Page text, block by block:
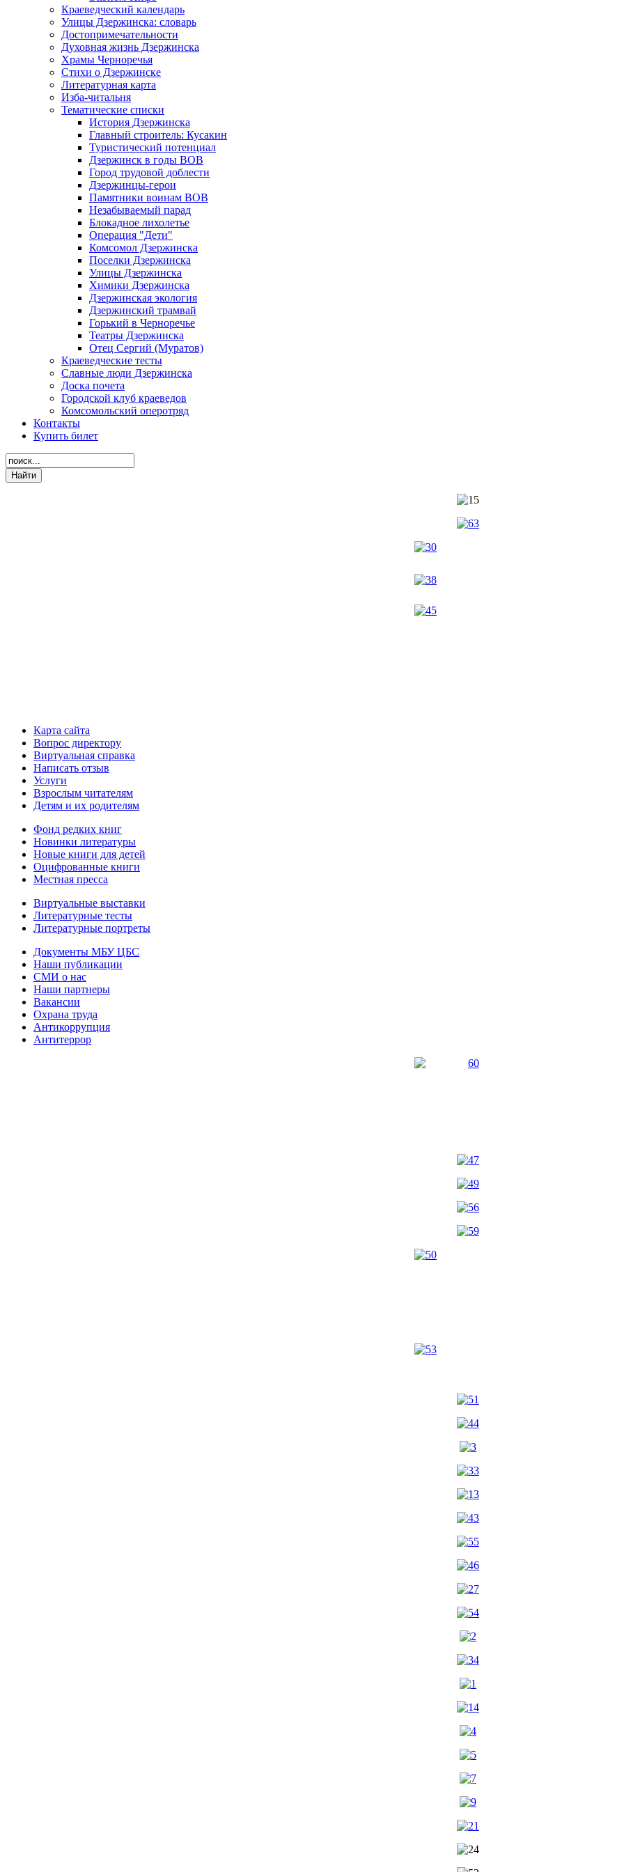
Краеведческий календарь
Улицы Дзержинска: словарь
Достопримечательности
Духовная жизнь Дзержинска
Храмы Черноречья
Стихи о Дзержинске
Литературная карта
Изба-читальня
Тематические списки
История Дзержинска
Главный строитель: Кусакин
Туристический потенциал
Дзержинск в годы ВОВ
Город трудовой доблести
Дзержинцы-герои
Памятники воинам ВОВ
Незабываемый парад
Блокадное лихолетье
Операция "Дети"
Комсомол Дзержинска
Поселки Дзержинска
Улицы Дзержинска
Химики Дзержинска
Дзержинская экология
Дзержинский трамвай
Горький в Черноречье
Театры Дзержинска
Отец Сергий (Муратов)
Краеведческие тесты
Славные люди Дзержинска
Доска почета
Городской клуб краеведов
Комсомольский оперотряд
Контакты
Купить билет
Карта сайта
Вопрос директору
Виртуальная справка
Написать отзыв
Услуги
Взрослым читателям
Детям и их родителям
Фонд редких книг
Новинки литературы
Новые книги для детей
Оцифрованные книги
Местная пресса
Виртуальные выставки
Литературные тесты
Литературные портреты
Документы МБУ ЦБС
Наши публикации
СМИ о нас
Наши партнеры
Вакансии
Охрана труда
Антикоррупция
Антитеррор